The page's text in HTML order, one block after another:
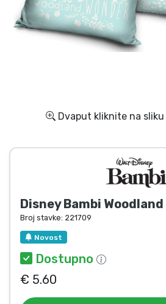
Dvaput kliknite na
Disney Bambi
Broj stavke: 221709
Novost
Dostupno
€ 5.60
Dostava i plaćanje
TV serija proizvodi
Crtani proizvodi
Anime proizvodi
Gamer proizvodi
Sportski proizvodi
Glazbeni proizvodi